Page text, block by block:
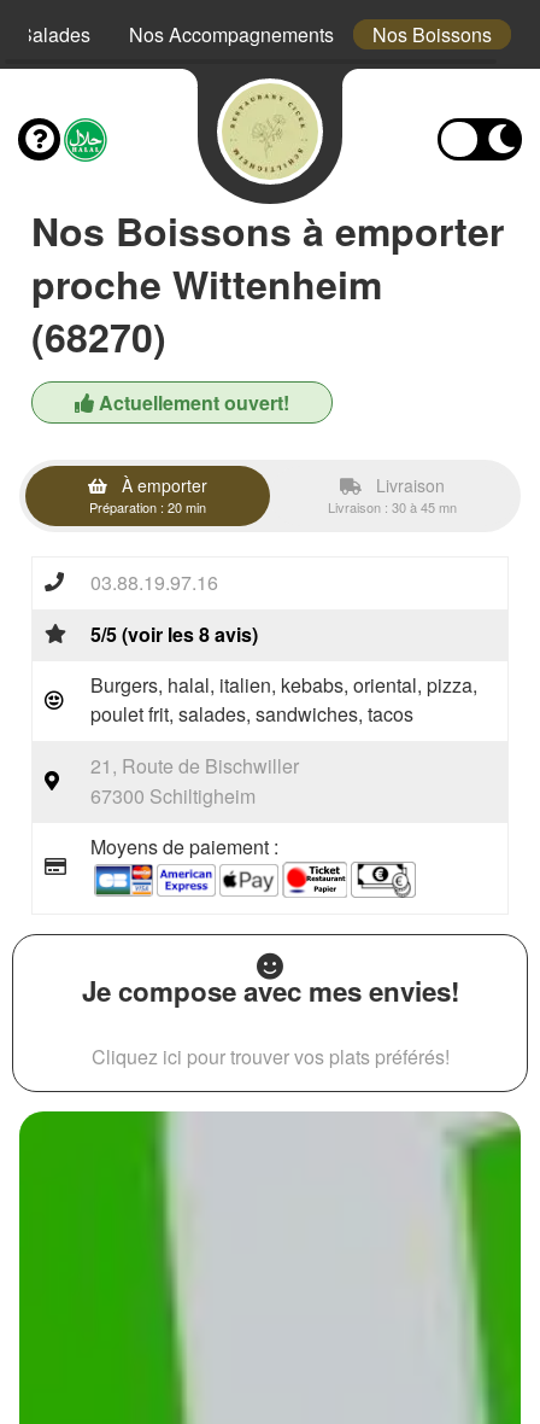
Salades Nos Accompagnements Nos Boissons
Nos Boissons à emporter
proche Wittenheim
(68270)
Actuellement ouvert!
À emporter
Préparation : 20 min
Livraison
Livraison : 30 à 45 mn
03.88.19.97.16
5/5 (voir les 8 avis)
Burgers, halal, italien, kebabs, oriental, pizza,
poulet frit, salades, sandwiches, tacos
21, Route de Bischwiller
67300 Schiltigheim
Moyens de paiement :
Je compose avec mes envies!
Cliquez ici pour trouver vos plats préférés!